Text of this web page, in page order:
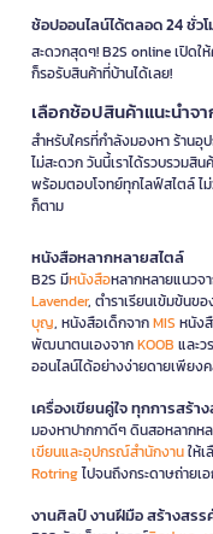
ช้อปออนไลน์ได้ตลอด 24 ชั่ว
สะดวกสุดๆ! B2S online เปิด
ก็รอรับสินค้าที่บ้านได้เลย!
เลือกช้อปสินค้าแนะนำจ
สำหรับใครที่กำลังมองหา ร้าน
ไม่สะดวก วันนี้เราได้รวบรวมสิ
พร้อมตอบโจทย์ทุกไลฟ์สไตล์ ไ
ก็ตาม
หนังสือหลากหลายสไตล์
B2S มีหนังสือหลากหลายแนวจ
Lavender, ตำราเรียนเข้มข้นขอ
บุญ, หนังสือเด็กจากMIS หนัง
พัฒนาตนเองจากKOOB และ
ออนไลน์ได้อย่างง่ายดายเพียง
เครื่องเขียนคู่ใจ ทุกการสร้า
มองหาปากกาดีๆ ดินสอหลากห
เขียนและอุปกรณ์สำนักงานให้
Rotringไปจนถึงกระดาษถ่ายเ
งานศิลป์ งานฝีมือ สร้างสรร